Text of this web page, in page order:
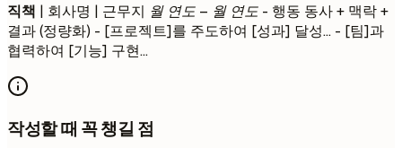
직책 | 회사명 | 근무지 월 연도 – 월 연도 - 행동 동사 + 맥락 +
결과 (정량화) - [프로젝트]를 주도하여 [성과] 달성... - [팀]과
협력하여 [기능] 구현...
작성할 때 꼭 챙길 점